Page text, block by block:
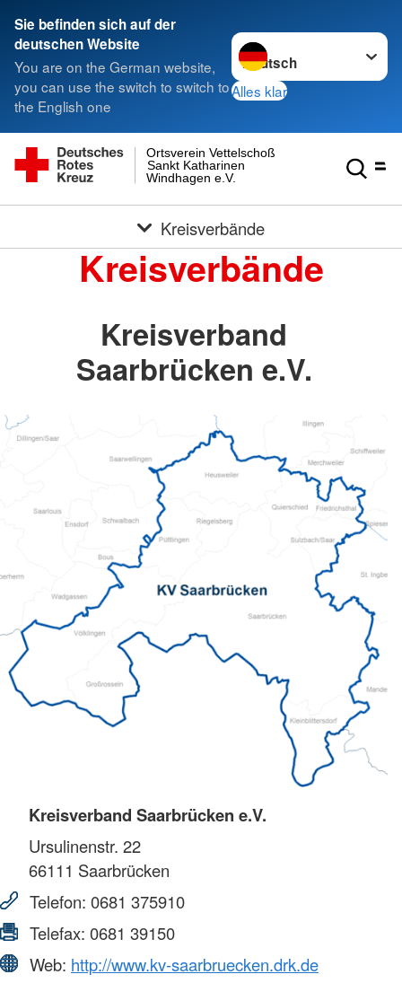
Sie befinden sich auf der
deutschen Website
You are on the German website,
you can use the switch to switch to
the English one
Sprache wechseln zu
Alles klar
Windhagen e.V.
Sankt Katharinen
Ortsverein Vettelschoß
Kreisverbände
Kreisverbände
Kreisverband
Saarbrücken e.V.
Kreisverband Saarbrücken e.V.
Ursulinenstr. 22
66111 Saarbrücken
Telefon: 0681 375910
Telefax: 0681 39150
Web: http://www.kv-saarbruecken.drk.de